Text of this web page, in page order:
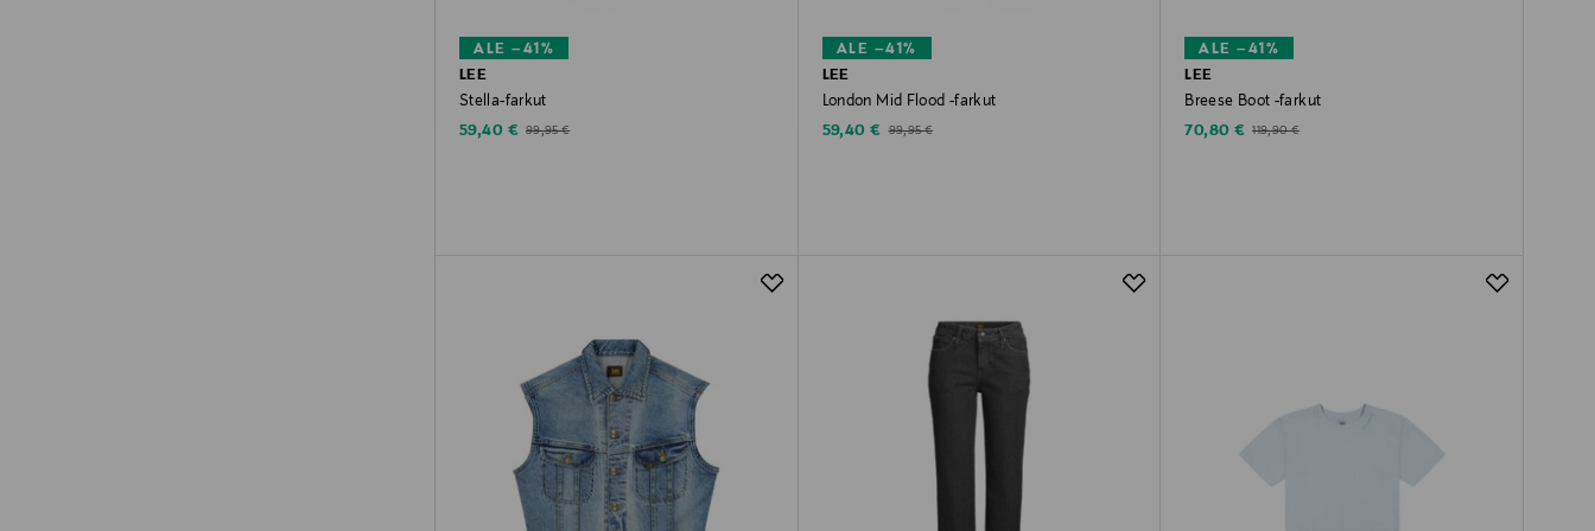
ALE –41%
LEE
Stella-farkut
Discounted Price
59,40 € Original Price
99,95 €
ALE –41%
LEE
London Mid Flood -farkut
Discounted Price
59,40 € Original Price
99,95 €
ALE –41%
LEE
Breese Boot -farkut
Discounted Price
70,80 € Original Price
119,90 €